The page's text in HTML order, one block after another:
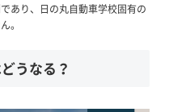
あり、日の丸自動車学校固有の
。
うなる？